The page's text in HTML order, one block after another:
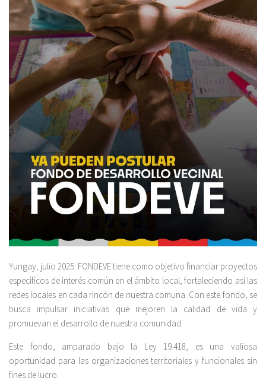
Yungay, julio 2025: FONDEVE tiene como objetivo financiar proyectos
específicos de interés común en el ámbito local, fortaleciendo así las
redes locales en cada rincón de nuestra comuna. Con este fondo, se
busca impulsar iniciativas que mejoren la calidad de vida y
promuevan el desarrollo de nuestra comunidad.
Este fondo, amparado bajo la Ley 19.418, es una valiosa
oportunidad para las organizaciones territoriales y funcionales sin
fines de lucro.